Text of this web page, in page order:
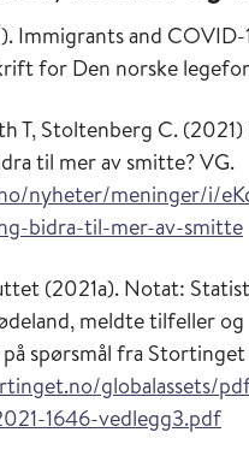
Immigrants and COVID-
for Den norske
T, Stoltenberg C.
til mer av smitte?VG.
nyheter/meninger/i/
bidra-til-mer-av-smitte
(2021a). Notat:
meldte tilfeller og
spørsmål fra
globalassets/
1646-vedlegg3.pdf